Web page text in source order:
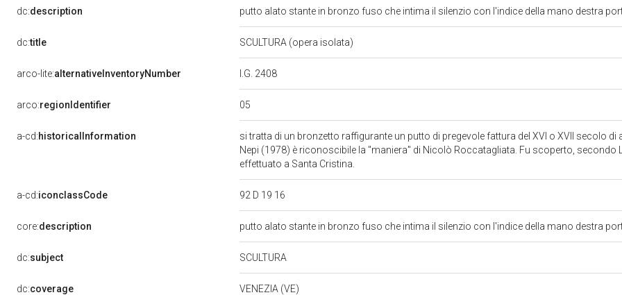
dc:description putto alato stante in bronzo fuso che intima il silenzio con l'indice della mano destra
dc:title SCULTURA (opera isolata)
arco-lite:alternativeInventoryNumber I.G. 2408
arco:regionIdentifier 05
a-cd:historicalInformation
si tratta di un bronzetto raffigurante un putto di pregevole fattura del XVI o XVII secolo
Nepi (1978) è riconoscibile la "maniera" di Nicolò Roccatagliata. Fu scoperto, secondo
effettuato a Santa Cristina.
a-cd:iconclassCode 92 D 19 16
core:description putto alato stante in bronzo fuso che intima il silenzio con l'indice della mano destra
dc:subject SCULTURA
dc:coverage VENEZIA (VE)